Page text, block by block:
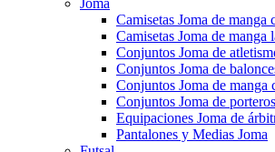
Joma
Camisetas Joma de manga
Camisetas Joma de manga
Conjuntos Joma de
Conjuntos Joma de
Conjuntos Joma de manga
Conjuntos Joma de porteros
Equipaciones Joma de
Pantalones y Medias Joma